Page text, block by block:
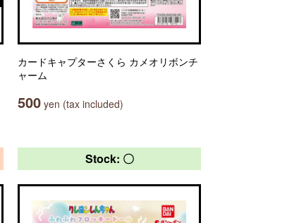
カードキャプターさくら カメオリボンチ
ャーム
500 yen (tax included)
Stock: 〇